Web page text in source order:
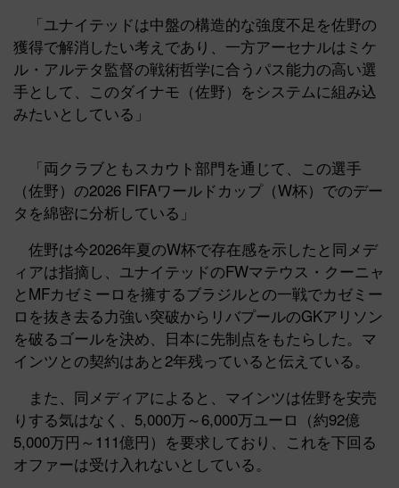
「ユナイテッドは中盤の構造的な強度不足を佐野の
獲得で解消したい考えであり、一方アーセナルはミケ
ル・アルテタ監督の戦術哲学に合うパス能力の高い選
手として、このダイナモ（佐野）をシステムに組み込
みたいとしている」
「両クラブともスカウト部門を通じて、この選手
（佐野）の2026 FIFAワールドカップ（W杯）でのデー
タを綿密に分析している」
佐野は今2026年夏のW杯で存在感を示したと同メデ
ィアは指摘し、ユナイテッドのFWマテウス・クーニャ
とMFカゼミーロを擁するブラジルとの一戦でカゼミー
ロを抜き去る力強い突破からリバプールのGKアリソン
を破るゴールを決め、日本に先制点をもたらした。マ
インツとの契約はあと2年残っていると伝えている。
また、同メディアによると、マインツは佐野を安売
りする気はなく、5,000万～6,000万ユーロ（約92億
5,000万円～111億円）を要求しており、これを下回る
オファーは受け入れないとしている。